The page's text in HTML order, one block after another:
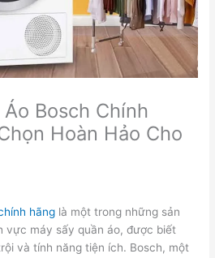
Bosch Chính
Hoàn Hảo Cho
hãng là một trong những sản
vực máy sấy quần áo, được biết
và tính năng tiện ích. Bosch, một